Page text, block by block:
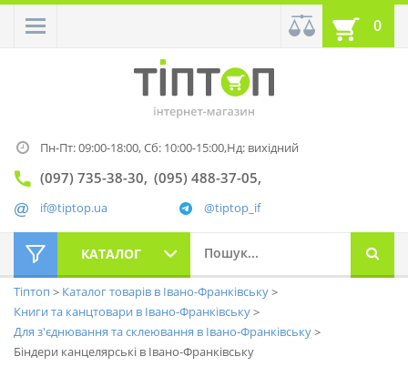
0
Пн-Пт: 09:00-18:00,Сб: 10:00-15:00,Нд: вихідний
(097) 735-38-30 (095) 488-37-05
@tiptop_if
if@tiptop.ua
КАТАЛОГ
Тіптоп
Каталог товарів в Івано-Франківську
Книги та канцтовари в Івано-Франківську
Для з'єднювання та склеювання в Івано-Франківську
Біндери канцелярські в Івано-Франківську